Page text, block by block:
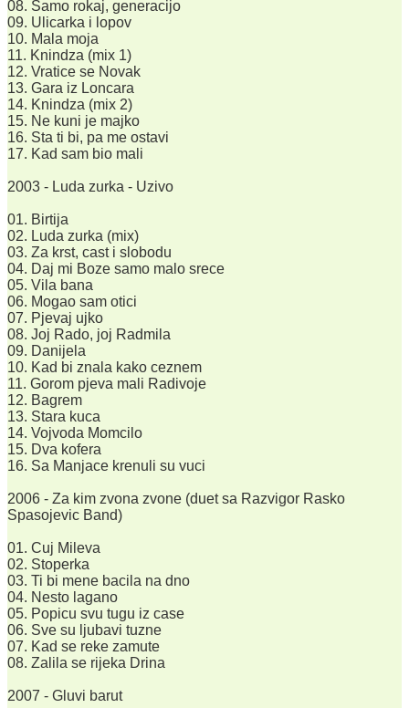
08. Samo rokaj, generacijo
09. Ulicarka i lopov
10. Mala moja
11. Knindza (mix 1)
12. Vratice se Novak
13. Gara iz Loncara
14. Knindza (mix 2)
15. Ne kuni je majko
16. Sta ti bi, pa me ostavi
17. Kad sam bio mali
2003 - Luda zurka - Uzivo
01. Birtija
02. Luda zurka (mix)
03. Za krst, cast i slobodu
04. Daj mi Boze samo malo srece
05. Vila bana
06. Mogao sam otici
07. Pjevaj ujko
08. Joj Rado, joj Radmila
09. Danijela
10. Kad bi znala kako ceznem
11. Gorom pjeva mali Radivoje
12. Bagrem
13. Stara kuca
14. Vojvoda Momcilo
15. Dva kofera
16. Sa Manjace krenuli su vuci
2006 - Za kim zvona zvone (duet sa Razvigor Rasko
Spasojevic Band)
01. Cuj Mileva
02. Stoperka
03. Ti bi mene bacila na dno
04. Nesto lagano
05. Popicu svu tugu iz case
06. Sve su ljubavi tuzne
07. Kad se reke zamute
08. Zalila se rijeka Drina
2007 - Gluvi barut